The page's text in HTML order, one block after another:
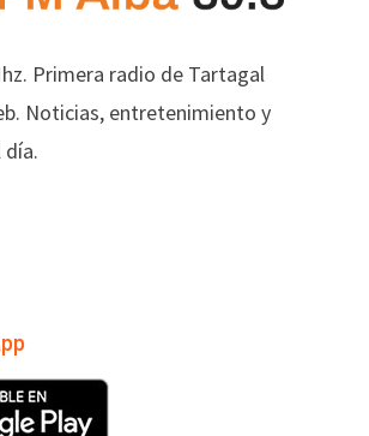
Primera radio de Tartagal
Noticias, entretenimiento y